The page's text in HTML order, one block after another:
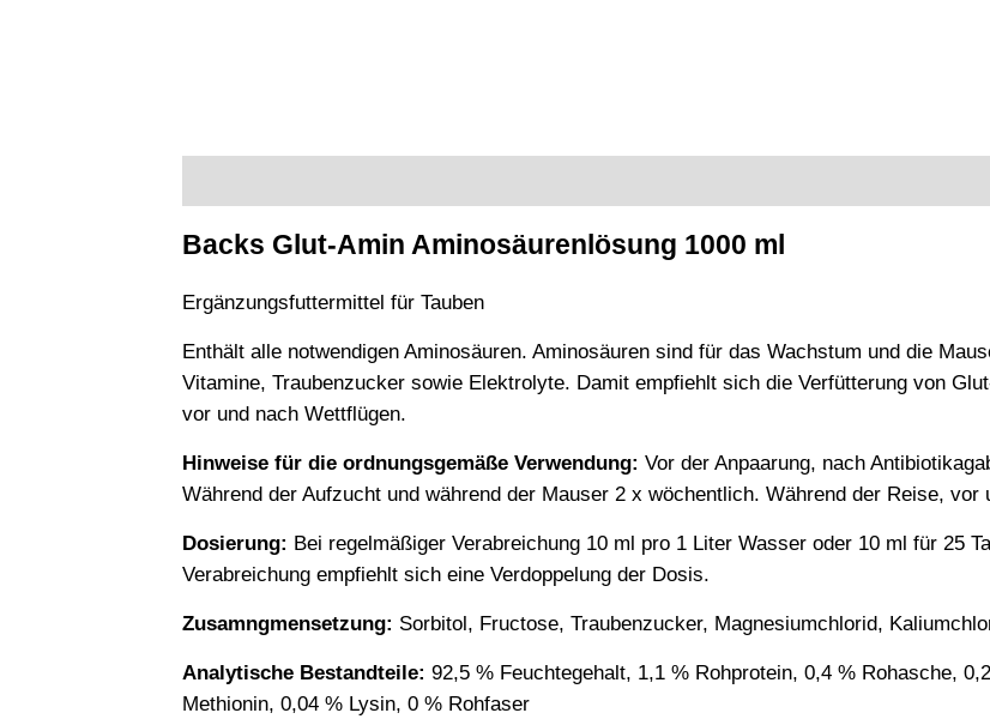
Backs Glut-Amin Aminosäurenlösung 1000 ml
Ergänzungsfuttermittel für Tauben
Enthält alle notwendigen Aminosäuren. Aminosäuren sind für das Wachstum und die
Vitamine, Traubenzucker sowie Elektrolyte. Damit empfiehlt sich die Verfütterung von
vor und nach Wettflügen.
Hinweise für die ordnungsgemäße Verwendung: Vor der Anpaarung, nach
Während der Aufzucht und während der Mauser 2 x wöchentlich. Während der Reise, vor
Dosierung: Bei regelmäßiger Verabreichung 10 ml pro 1 Liter Wasser oder 10 ml für 25
Verabreichung empfiehlt sich eine Verdoppelung der Dosis.
Zusamngmensetzung: Sorbitol, Fructose, Traubenzucker, Magnesiumchlorid,
Analytische Bestandteile: 92,5 % Feuchtegehalt, 1,1 % Rohprotein, 0,4 % Rohasche,
Methionin, 0,04 % Lysin, 0 % Rohfaser